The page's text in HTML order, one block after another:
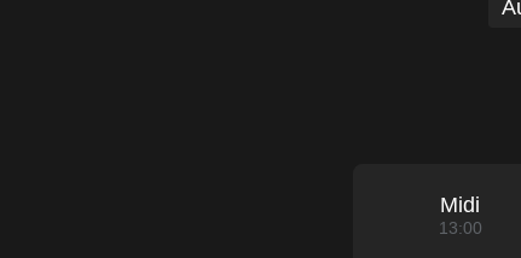
Midi
13:00